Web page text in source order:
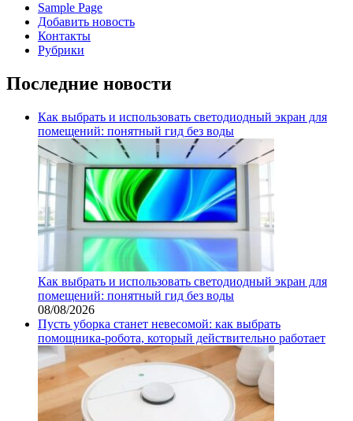
Sample Page
Добавить новость
Контакты
Рубрики
Последние новости
Как выбрать и использовать светодиодный экран для
помещений: понятный гид без воды
Как выбрать и использовать светодиодный экран для
помещений: понятный гид без воды
08/08/2026
Пусть уборка станет невесомой: как выбрать
помощника‑робота, который действительно работает